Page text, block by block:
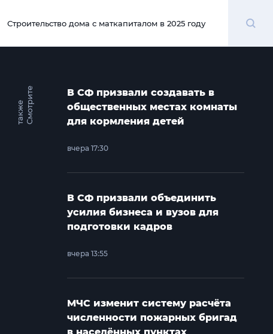
00:00
Строительство дома с маткапиталом в 2025 году
С
м
о
т
р и
т
е
т
а
к
ж
е
В СФ призвали создавать в
общественных местах комнаты
для кормления детей
вчера 17:30
В СФ призвали объединить
усилия бизнеса и вузов для
подготовки кадров
вчера 13:55
МЧС изменит систему расчёта
численности пожарных бригад